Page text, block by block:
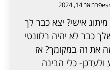
פברואר 14, 2024
אישי? יצא כבר לך
כבר לא יהיה רלוונטי
את זה במקומך? אז
כלי הבינה